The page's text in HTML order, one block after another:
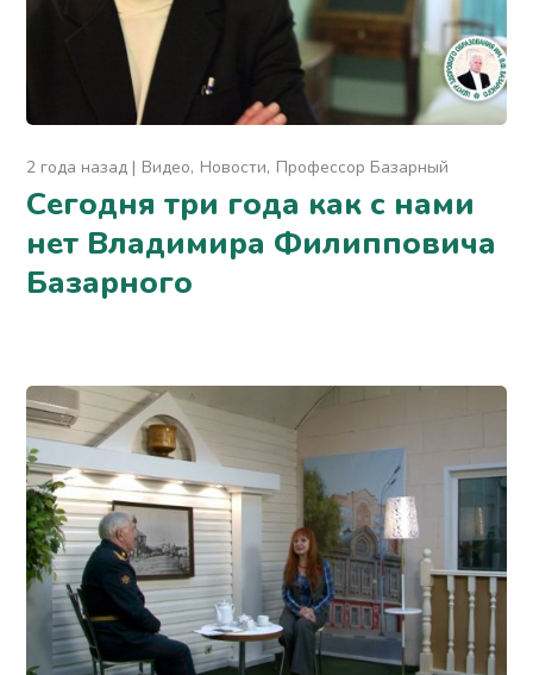
2 года назад Видео Новости Профессор Базарный
Сегодня три года как с нами
нет Владимира Филипповича
Базарного